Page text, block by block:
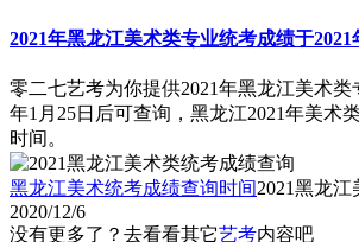
2021年黑龙江美术类专业统考成绩于
零二七艺考为你提供2021年黑龙江美术类
年1月25日后可查询，黑龙江2021年美术
时间。
黑龙江美术统考成绩查询时间2021黑龙
2020/12/6
没有更多了？去看看其它艺考内容吧